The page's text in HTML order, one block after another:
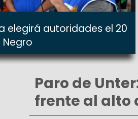
elegirá autoridades el 20
Paro de
frente al alto